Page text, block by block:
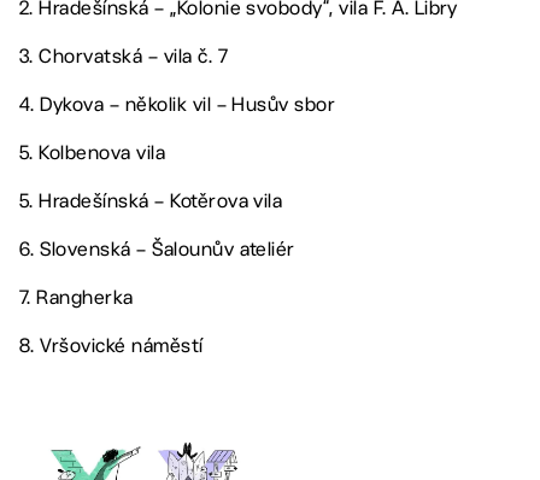
2. Hradešínská – „Kolonie svobody“, vila F. A. Libry
3. Chorvatská – vila č. 7
4. Dykova – několik vil – Husův sbor
5. Kolbenova vila
5. Hradešínská – Kotěrova vila
6. Slovenská – Šalounův ateliér
7. Rangherka
8. Vršovické náměstí